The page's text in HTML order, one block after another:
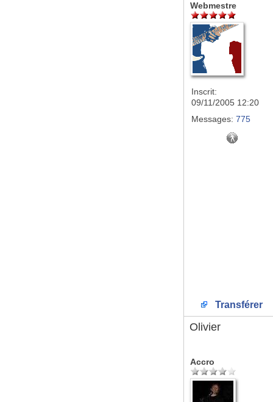
Webmestre
Inscrit:
09/11/2005 12:20
Messages: 775
Transférer
Olivier
Accro